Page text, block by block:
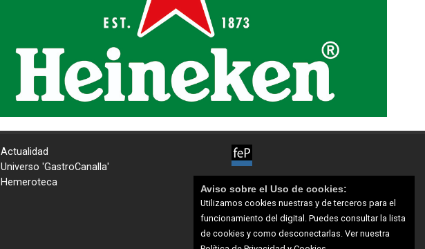
Actualidad
Universo 'GastroCanalla'
Hemeroteca
Aviso sobre el Uso de cookies:
Utilizamos cookies nuestras y de terceros para el
funcionamiento del digital. Puedes consultar la lista
de cookies y como desconectarlas. Ver nuestra